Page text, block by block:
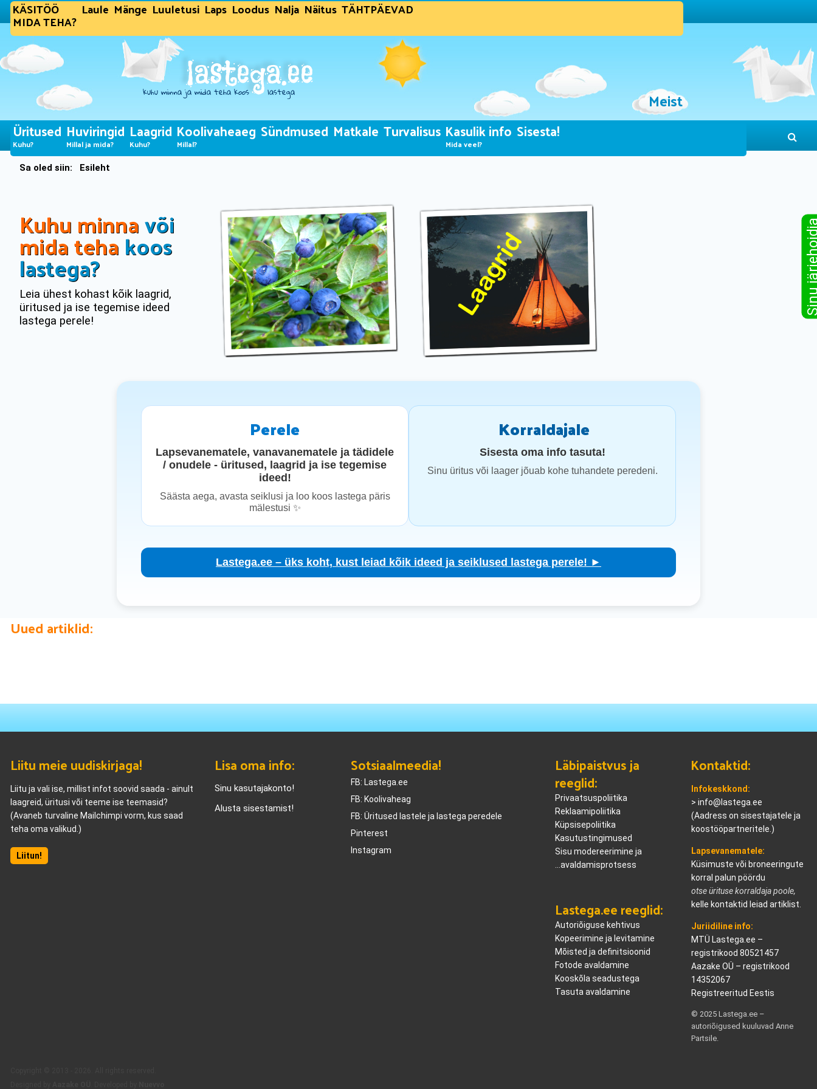
KÄSITÖÖ
MIDA TEHA?
Laule Mänge Luuletusi Laps Loodus Nalja Näitus TÄHTPÄEVAD
Meist
Üritused
Kuhu?
Huviringid
Millal ja mida?
Laagrid
Kuhu?
Koolivaheaeg
Millal?
Sündmused Matkale Turvalisus Kasulik info
Mida veel?
Sisesta!
Sa oled siin: Esileht
Kuhu minnavõi
mida tehakoos
lastega?
Leia ühest kohast kõik laagrid,
üritused ja ise tegemise ideed
lastega perele!
Perele
Lapsevanematele, vanavanematele ja tädidele
/ onudele - üritused, laagrid ja ise tegemise
ideed!
Säästa aega, avasta seiklusi ja loo koos lastega päris
mälestusi ✨
Korraldajale
Sisesta oma info tasuta!
Sinu üritus või laager jõuab kohe tuhandete peredeni.
Lastega.ee – üks koht, kust leiad kõik ideed ja seiklused lastega perele! ►
Uued artiklid:
Sinu
Liitu meie uudiskirjaga!
Liitu ja vali ise, millist infot soovid saada - ainult
laagreid, üritusi või teeme ise teemasid?
(Avaneb turvaline Mailchimpi vorm, kus saad
teha oma valikud.)
Liitun!
Lisa oma info:
Sinu kasutajakonto!
Alusta sisestamist!
Sotsiaalmeedia!
FB: Lastega.ee
FB: Koolivaheag
FB: Üritused lastele ja lastega peredele
Pinterest
Instagram
Läbipaistvus ja
reeglid:
Privaatsuspoliitika
Reklaamipoliitika
Küpsisepoliitika
Kasutustingimused
Sisu modereerimine ja
...avaldamisprotsess
Lastega.ee reeglid:
Autoriõiguse kehtivus
Kopeerimine ja levitamine
Mõisted ja definitsioonid
Fotode avaldamine
Kooskõla seadustega
Tasuta avaldamine
Kontaktid:
Infokeskkond:
>info@lastega.ee
(Aadress on sisestajatele ja
koostööpartneritele.)
Lapsevanematele:
Küsimuste või broneeringute
korral palun pöördu
otse ürituse korraldaja poole,
kelle kontaktid leiad artiklist.
Juriidiline info:
MTÜ Lastega.ee –
registrikood 80521457
Aazake OÜ – registrikood
14352067
Registreeritud Eestis
© 2025 Lastega.ee –
autoriõigused kuuluvad Anne
Partsile.